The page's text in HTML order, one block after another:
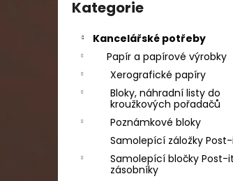
kategorie
Kategorie
Kancelářské potřeby
Papír a papírové výrobky
Xerografické papíry
Bloky, náhradní listy do
kroužkových pořadačů
Poznámkové bloky
Samolepící záložky
Samolepící bločky Post-
zásobníky
SADA SQUEEGEE ART VČETNĚ
DĚTSKÝCH BAREV KIDS ART
349 Kč